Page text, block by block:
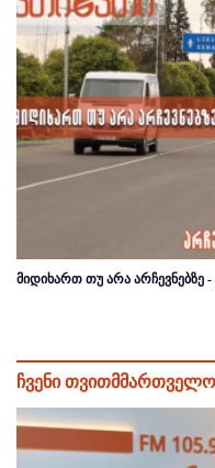
მიდიხართ თუ არა არჩევნებზე
ჩვენი